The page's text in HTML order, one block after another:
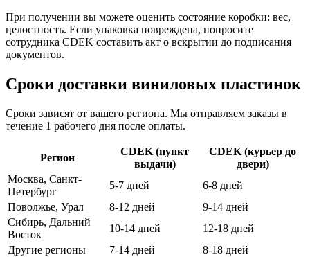
При получении вы можете оценить состояние коробки: вес,
целостность. Если упаковка повреждена, попросите
сотрудника CDEK составить акт о вскрытии до подписания
документов.
Сроки доставки виниловых пластинок
Сроки зависят от вашего региона. Мы отправляем заказы в
течение 1 рабочего дня после оплаты.
Регион
CDEK (пункт
выдачи)
CDEK (курьер до
двери)
Москва, Санкт-
Петербург
5-7 дней
6-8 дней
Поволжье, Урал
8-12 дней
9-14 дней
Сибирь, Дальний
Восток
10-14 дней
12-18 дней
Другие регионы
7-14 дней
8-18 дней